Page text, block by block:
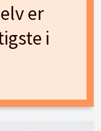
er
i